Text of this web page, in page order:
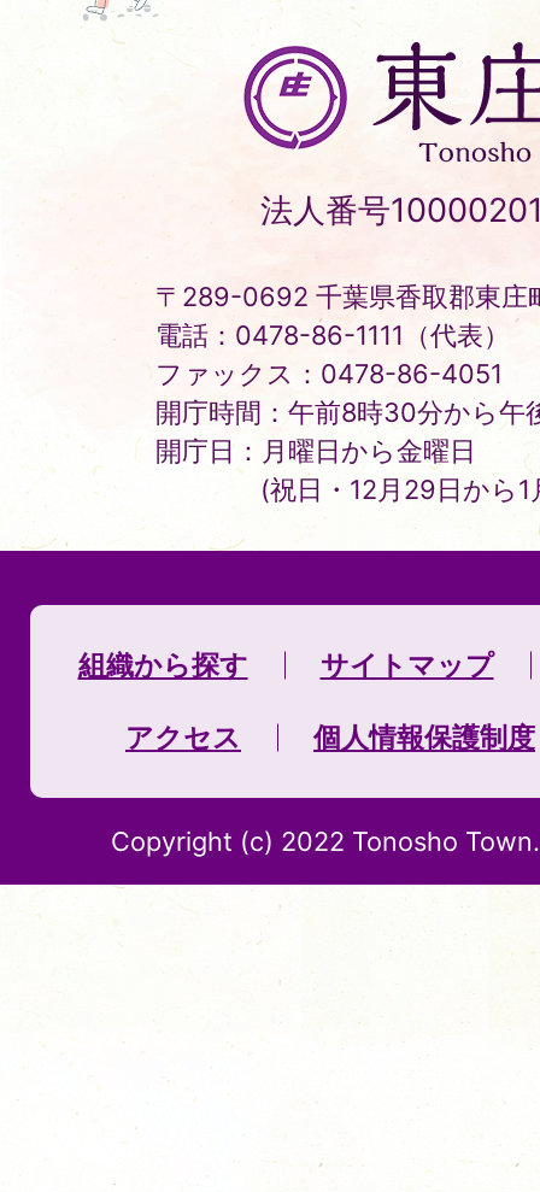
東
庄
町
Tonosho
Town
法人番号
〒289-0692 千葉県香取郡東庄
電話：0478-86-1111（代表）
ファックス：0478-86-4051
開庁時間：午前8時30分から午
開庁日：月曜日から金曜日
(祝日・12月29日から
組織から探す サイトマップ
アクセス 個人情報保護制度
Copyright (c) 2022 Tonosho